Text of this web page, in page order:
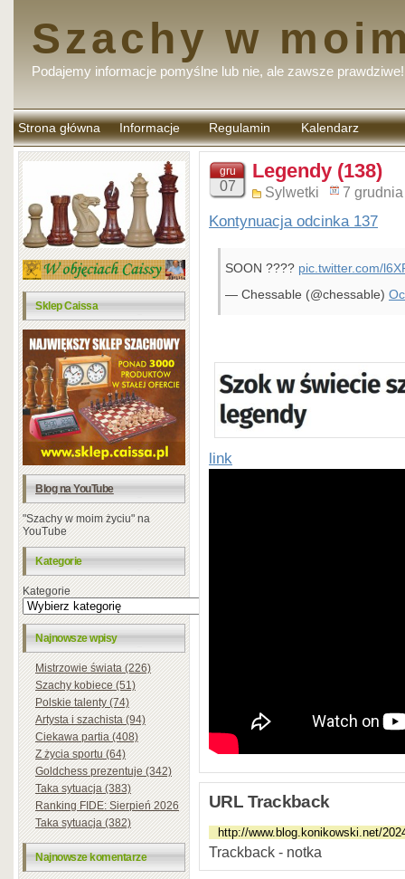
Szachy w
Podajemy informacje pomyślne lub nie, ale zawsze prawdziwe!
Strona główna Informacje Regulamin
komentarzy
Kalendarz
Sklep Caissa
Blog na YouTube
"Szachy w moim życiu" na
YouTube
Kategorie
Kategorie
Najnowsze wpisy
Mistrzowie świata (226)
Szachy kobiece (51)
Polskie talenty (74)
Artysta i szachista (94)
Ciekawa partia (408)
Z życia sportu (64)
Goldchess prezentuje (342)
Taka sytuacja (383)
Ranking FIDE: Sierpień 2026
Taka sytuacja (382)
Najnowsze komentarze
gru
07
Legendy (138)
Sylwetki 7
Kontynuacja odcinka 137
SOON ???? pic.twitter.com/
— Chessable (@chessable)
link
URL Trackback
Trackback - notka